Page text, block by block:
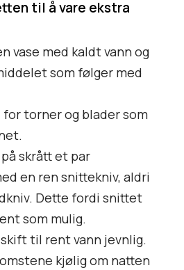
til å vare ekstra
vase med kaldt vann og
som følger med
for torner og blader som
skrått et par
en ren snittekniv, aldri
Dette fordi snittet
som mulig.
til rent vann jevnlig.
kjølig om natten